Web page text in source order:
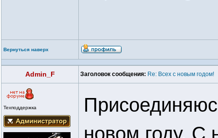
Вернуться наверх
Admin_F Заголовок сообщения: Re: Всех с новым годом!
Техподдержка
новом году.